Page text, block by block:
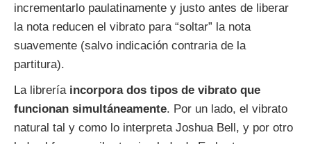
incrementarlo paulatinamente y justo antes de liberar
la nota reducen el vibrato para “soltar” la nota
suavemente (salvo indicación contraria de la
partitura).
La libreríaincorpora dos tipos de vibrato que
funcionan simultáneamente. Por un lado, el vibrato
natural tal y como lo interpreta Joshua Bell, y por otro